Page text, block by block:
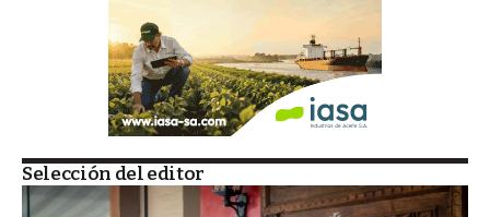
Selección del editor